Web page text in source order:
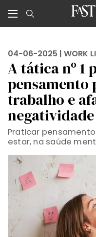
04-06-2025 | WORK
A tática nº 1
pensamento
trabalho e
negatividade
Praticar
estar, na saúde